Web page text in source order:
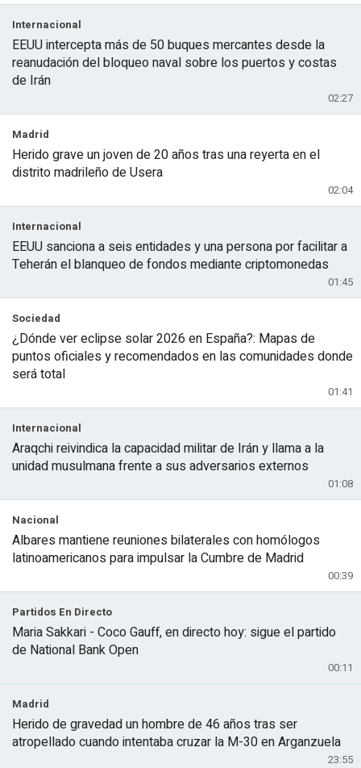
02:27
Internacional
EEUU intercepta más de 50 buques mercantes desde la
reanudación del bloqueo naval sobre los puertos y costas
de Irán
02:04
Madrid
Herido grave un joven de 20 años tras una reyerta en el
distrito madrileño de Usera
01:45
Internacional
EEUU sanciona a seis entidades y una persona por facilitar a
Teherán el blanqueo de fondos mediante criptomonedas
01:41
Sociedad
¿Dónde ver eclipse solar 2026 en España?: Mapas de
puntos oficiales y recomendados en las comunidades donde
será total
01:08
Internacional
Araqchi reivindica la capacidad militar de Irán y llama a la
unidad musulmana frente a sus adversarios externos
00:39
Nacional
Albares mantiene reuniones bilaterales con homólogos
latinoamericanos para impulsar la Cumbre de Madrid
00:11
Partidos En Directo
Maria Sakkari - Coco Gauff, en directo hoy: sigue el partido
de National Bank Open
23:55
Madrid
Herido de gravedad un hombre de 46 años tras ser
atropellado cuando intentaba cruzar la M-30 en Arganzuela